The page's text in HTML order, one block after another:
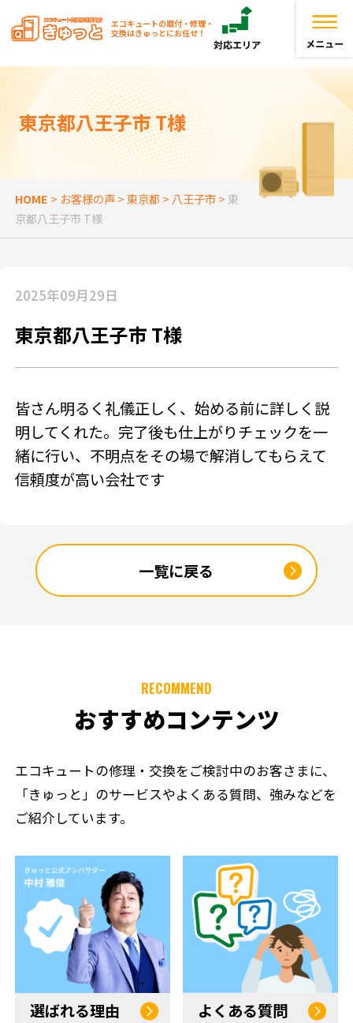
トップページ
きゅっとが選ばれる理由
エコキュートを探す
お役立ち情報
お客様の声
よくある質問
エコキュートの取付・修理・
交換はきゅっとにお任せ！
東京都八王子市 T様
HOME > お客様の声>東京都 > 八王子市 >東
京都八王子市 T様
2025年09月29日
東京都八王子市 T様
皆さん明るく礼儀正しく、始める前に詳しく説
明してくれた。完了後も仕上がりチェックを一
緒に行い、不明点をその場で解消してもらえて
信頼度が高い会社です
一覧に戻る
RECOMMEND
おすすめコンテンツ
エコキュートの修理・交換をご検討中のお客さまに、
「きゅっと」のサービスやよくある質問、強みなどを
ご紹介しています。
選ばれる理由 よくある質問